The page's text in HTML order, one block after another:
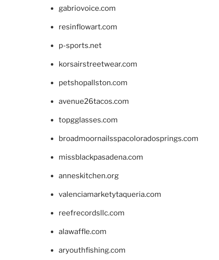
gabriovoice.com
resinflowart.com
p-sports.net
korsairstreetwear.com
petshopallston.com
avenue26tacos.com
topgglasses.com
broadmoornailsspacoloradosprings.com
missblackpasadena.com
anneskitchen.org
valenciamarketytaqueria.com
reefrecordsllc.com
alawaffle.com
aryouthfishing.com